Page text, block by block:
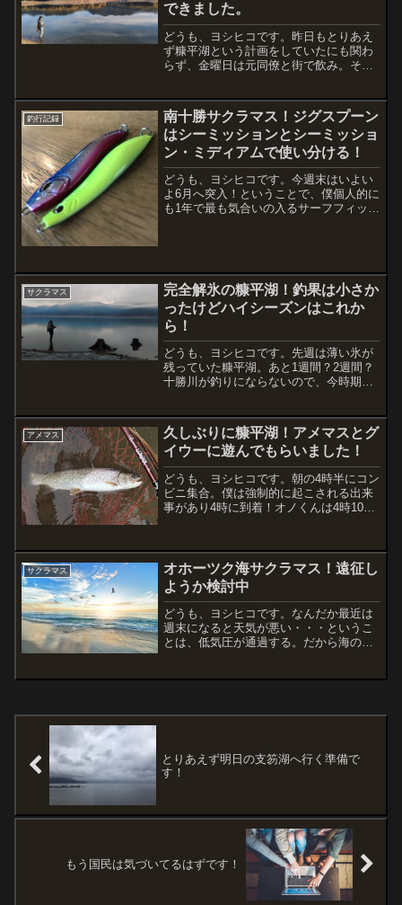
できました。
どうも、ヨシヒコです。昨日もとりあえ
ず糠平湖という計画をしていたにも関わ
らず、金曜日は元同僚と街で飲み。そこ
翌日の準備をゆっくりと。寝過ぎたせい
で寝れない状態でもあり、...
釣行記録
南十勝サクラマス！ジグスプーン
はシーミッションとシーミッショ
ン・ミディアムで使い分ける！
どうも、ヨシヒコです。今週末はいよい
よ6月へ突入！ということで、僕個人的に
も1年で最も気合いの入るサーフフィッシ
サクラマス
完全解氷の糠平湖！釣果は小さか
ったけどハイシーズンはこれか
ら！
どうも、ヨシヒコです。先週は薄い氷が
残っていた糠平湖。あと1週間？2週間？
十勝川が釣りにならないので、今時期は
ミングで今の時代ですよね。SNSで良型
のアメマスが投稿され...
アメマス
久しぶりに糠平湖！アメマスとグ
イウーに遊んでもらいました！
どうも、ヨシヒコです。朝の4時半にコン
ビニ集合。僕は強制的に起こされる出来
事があり4時に到着！オノくんは4時10
ち」と催促のLINEメッセージ（笑）すい
ません！というヨ...
サクラマス
オホーツク海サクラマス！遠征し
ようか検討中
どうも、ヨシヒコです。なんだか最近は
週末になると天気が悪い・・・というこ
とは、低気圧が通過する。だから海の状
とりあえず明日の支笏湖へ行く準備で
す！
もう国民は気づいてるはずです！